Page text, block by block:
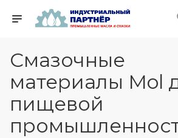
Смазочные
материалы Mol
пищевой